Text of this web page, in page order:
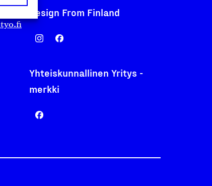
Design From Finland
Yhteiskunnallinen Yritys -
merkki